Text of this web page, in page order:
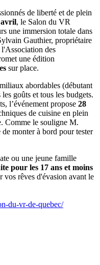
de liberté et de plein
avril, le Salon du VR
une immersion totale dans
Gauthier, propriétaire
des
une édition
sur place.
abordables (débutant
goûts et tous les budgets.
l’événement propose 28
de cuisine en plein
Comme le souligne M.
monter à bord pour tester
ou une jeune famille
pour les 17 ans et moins
vos rêves d'évasion avant le
du-vr-de-quebec/